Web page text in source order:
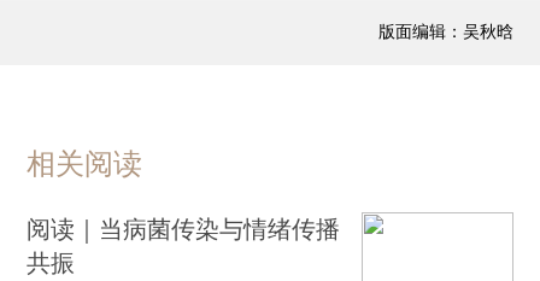
版面编辑：吴秋晗
相关阅读
阅读｜当病菌传染与情绪传播
共振